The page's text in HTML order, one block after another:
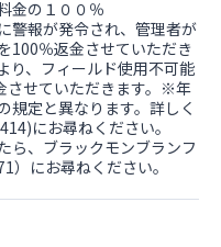
金の１００％
警報が発令され、管理者が
100％返金させていただき
り、フィールド使用不可能
させていただきます。※年
規定と異なります。詳しく
にお尋ねください。
ら、ブラックモンブランフ
にお尋ねください。